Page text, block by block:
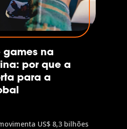
games na
por que a
para a
US$ 8,3 bilhões